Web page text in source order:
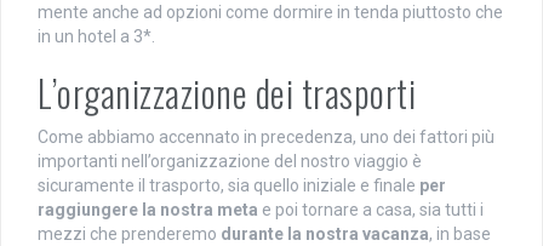
mente anche ad opzioni come dormire in tenda piuttosto che
in un hotel a 3*.
L’organizzazione dei trasporti
Come abbiamo accennato in precedenza, uno dei fattori più
importanti nell’organizzazione del nostro viaggio è
sicuramente il trasporto, sia quello iniziale e finale per
raggiungere la nostra meta e poi tornare a casa, sia tutti i
mezzi che prenderemo durante la nostra vacanza, in base